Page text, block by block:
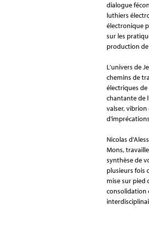
dialogue
luthiers
électronique
sur les
production
L’univers de
chemins de
électriques de
chantante de
valser,
Nicolas
Mons,
synthèse de
plusieurs fois
mise sur pied
consolidation